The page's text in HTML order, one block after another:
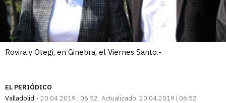
Rovira y Otegi, en Ginebra, el Viernes Santo.-
EL PERIÓDICO
Valladolid
20.04.2019 | 06:52 Actualizado: 20.04.2019 | 06:52